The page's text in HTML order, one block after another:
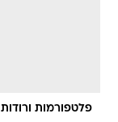
פלטפורמות ורודות